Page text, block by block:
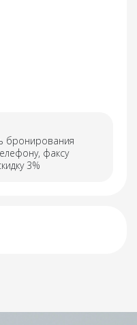
бронирования
факсу
3%